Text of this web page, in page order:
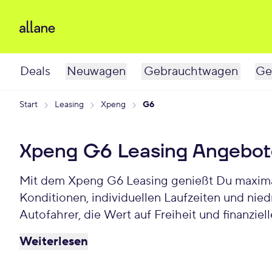
Deals Neuwagen Gebrauchtwagen
Start Leasing Xpeng G6
Xpeng G6 Leasing
Mit dem Xpeng G6 Leasing genießt Du
Konditionen, individuellen Laufzeiten und
Autofahrer, die Wert auf Freiheit und
Weiterlesen